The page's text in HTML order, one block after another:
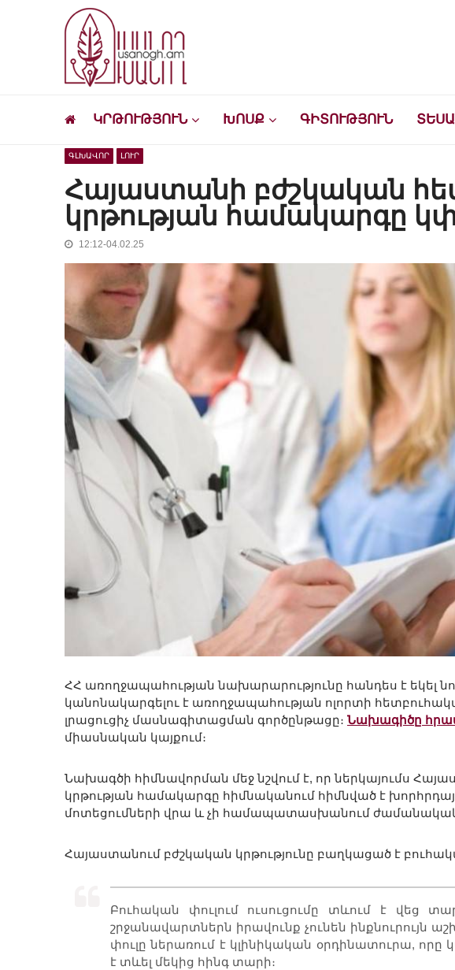
ԿՐԹՈՒԹՅՈՒՆ ԽՈՍՔ ԳԻՏՈՒԹՅՈՒՆ
ԳԼԽԱՎՈՐ ԼՈՒՐ
Հայաստանի բժշկական
կրթության համակարգը
12:12-04.02.25
ՀՀ առողջապահության նախարարությունը հանդես է եկել
կանոնակարգելու է առողջապահության ոլորտի
լրացուցիչ մասնագիտացման գործընթացը։ Նախագիծը
միասնական կայքում։
Նախագծի հիմնավորման մեջ նշվում է, որ ներկայումս
կրթության համակարգը հիմնականում հիմնված է
մոտեցումների վրա և չի համապատասխանում
Հայաստանում բժշկական կրթությունը բաղկացած է
Բուհական փուլում ուսուցումը տևում է վեց
շրջանավարտներն իրավունք չունեն ինքնուրույն
փուլը ներառում է կլինիկական օրդինատուրա,
է տևել մեկից հինգ տարի։